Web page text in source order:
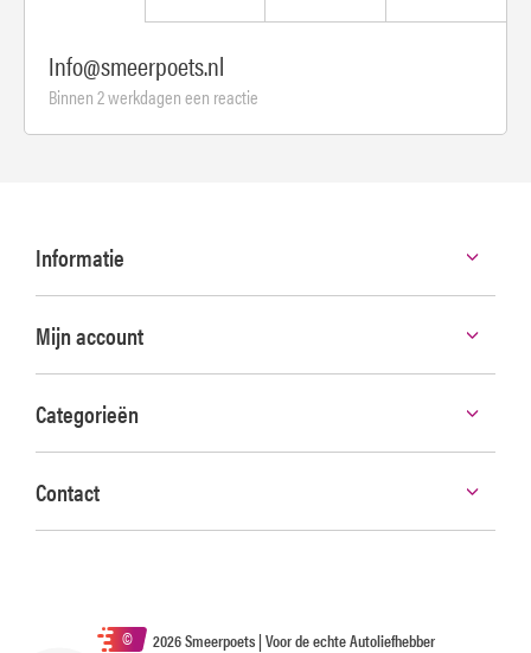
Info@smeerpoets.nl
Binnen 2 werkdagen een reactie
Informatie
Mijn account
Categorieën
Contact
© 2026 Smeerpoets | Voor de echte Autoliefhebber